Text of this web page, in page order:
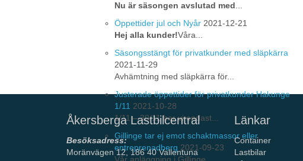
Nu är säsongen avslutad med
Öppettider jul och Nyår 2021-12-21
Hej alla kunder!Våra...
Säsongsstängt för privatkunder med släpkärra
2021-11-29
Avhämtning med släpkärra för...
Justerade öppettider för privatkunder Hakunge
1/11 2021-10-28
1/11 – 30/11 har vi endast...
Gillinge tar ej emot schaktmassor eller
entreprenadberg 2021-09-23
Åkersberga Lastbilcentral
Besöksadress:
Moränvägen 12, 186 40 Vallentuna
Länkar
Container
Lastbilar